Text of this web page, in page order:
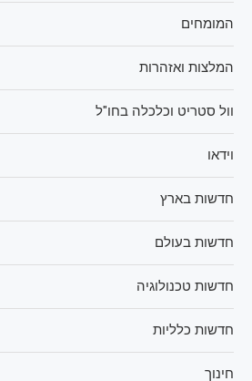
המומחים
המלצות ואזהרות
וול סטריט וכלכלה בחו"ל
וידאו
חדשות בארץ
חדשות בעולם
חדשות טכנולוגיה
חדשות כלליות
חינוך